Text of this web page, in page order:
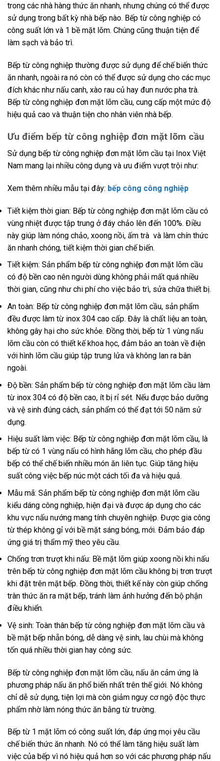
trong các nhà hàng thức ăn nhanh, nhưng chúng có thể được
sử dụng trong bất kỳ nhà bếp nào. Bếp từ công nghiệp có
công suất lớn và 1 bề mặt lõm. Chúng cũng thuận tiện để
làm sạch và bảo trì.
Bếp từ công nghiệp thường được sử dụng để chế biến thức
ăn nhanh, ngoài ra nó còn có thể được sử dụng cho các mục
đích khác như nấu canh, xào rau củ hay đun nước pha trà.
Bếp từ công nghiệp đơn mặt lõm cầu, cung cấp một mức độ
hiệu quả cao và thuận tiện cho nhân viên nhà bếp.
Ưu điểm bếp từ công nghiệp đơn mặt lõm cầu
Sử dụng bếp từ công nghiệp đơn mặt lõm cầu tại Inox Việt
Nam mang lại nhiều công dụng và ưu điểm vượt trội như:
Xem thêm nhiều mẫu tại đây: bếp công công nghiệp
Tiết kiệm thời gian: Bếp từ công nghiệp đơn mặt lõm cầu có
vùng nhiệt được tập trung ở đáy chảo lên đến 100%. Điều
này giúp làm nóng chảo, xoong nồi, ấm trà và làm chín thức
ăn nhanh chóng, tiết kiệm thời gian chế biến.
Tiết kiệm: Sản phẩm bếp từ công nghiệp đơn mặt lõm cầu
có độ bền cao nên người dùng không phải mất quá nhiều
thời gian, cũng như chi phí cho việc bảo trì, sửa chữa thiết bị.
An toàn: Bếp từ công nghiệp đơn mặt lõm cầu, sản phẩm
đều được làm từ inox 304 cao cấp. Đây là chất liệu an toàn,
không gây hại cho sức khỏe. Đồng thời, bếp từ 1 vùng nấu
lõm cầu còn có thiết kế khoa học, đảm bảo an toàn về điện
với hình lõm cầu giúp tập trung lửa và không lan ra bân
ngoài.
Độ bền: Sản phẩm bếp từ công nghiệp đơn mặt lõm cầu làm
từ inox 304 có độ bền cao, ít bị rỉ sét. Nếu được bảo dưỡng
và vệ sinh đúng cách, sản phẩm có thể đạt tới 50 năm sử
dụng.
Hiệu suất làm việc: Bếp từ công nghiệp đơn mặt lõm cầu, là
bếp từ có 1 vùng nấu có hình hãng lõm cầu, cho phép đầu
bếp có thể chế biến nhiều món ăn liên tục. Giúp tăng hiệu
suất công việc bếp núc một cách tối đa và hiệu quả.
Mẫu mã: Sản phẩm bếp từ công nghiệp đơn mặt lõm cầu
kiểu dáng công nghiệp, hiện đại và được áp dụng cho các
khu vực nấu nướng mang tính chuyên nghiệp. Được gia công
từ thép không gỉ với bề mặt sáng bóng, mới. Đảm bảo đáp
ứng giá trị thẩm mỹ theo yêu cầu.
Chống trơn trượt khi nấu: Bề mặt lõm giúp xoong nồi khi nấu
trên bếp từ công nghiệp đơn mặt lõm cầu không bị trơn trượt
khi đặt trên mặt bếp. Đồng thời, thiết kế này còn giúp chống
tràn thức ăn ra mặt bếp, tránh làm ảnh hưởng đến bộ phận
điều khiển.
Vệ sinh: Toàn thân bếp từ công nghiệp đơn mặt lõm cầu và
bề mặt bếp nhẵn bóng, dễ dàng vệ sinh, lau chùi mà không
tốn quá nhiều thời gian hay công sức.
Bếp từ công nghiệp đơn mặt lõm cầu, nấu ăn cảm ứng là
phương pháp nấu ăn phổ biến nhất trên thế giới. Nó không
chỉ dễ sử dụng, tiện lợi mà còn giảm nguy cơ ngộ độc thực
phẩm nhờ làm nóng thức ăn bằng từ trường.
Bếp từ 1 mặt lõm có công suất lớn, đáp ứng mọi yêu cầu
chế biến thức ăn nhanh. Nó có thể làm tăng hiệu suất làm
việc của bếp vì nó hiệu quả hơn so với các phương pháp nấu